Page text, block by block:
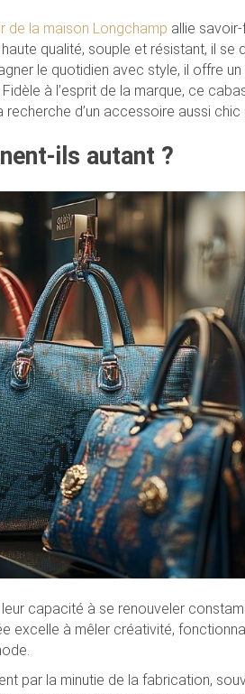
de la maison Longchamp allie
qualité, souple et résistant, il se
le quotidien avec style, il offre
à l’esprit de la marque, ce
d’un accessoire aussi chic
ils autant ?
capacité à se renouveler
excelle à mêler créativité,
par la minutie de la fabrication,